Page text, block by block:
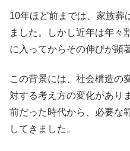
10年ほど前までは、家族葬
ました。しかし近年は年々
に入ってからその伸びが顕
この背景には、社会構造の
対する考え方の変化があり
前だった時代から、必要な
してきました。